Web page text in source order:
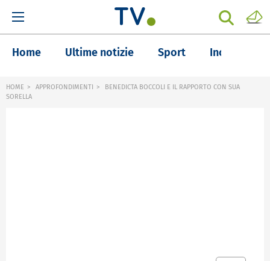
Home Ultime notizie Sport Inchieste
HOME APPROFONDIMENTI
BENEDICTA BOCCOLI E IL RAPPORTO CON SUA
SORELLA